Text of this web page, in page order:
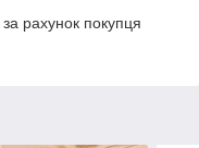
рахунок покупця